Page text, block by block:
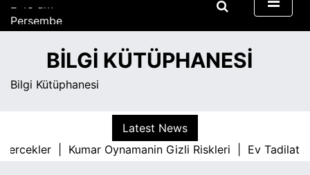
Perşembe
Ağustos 6, 2026
2:48 amBILGI KÜTÜPHANESI
Bilgi Kütüphanesi
Latest News
|
Kumar Oynamanin Gizli Riskleri | Ev